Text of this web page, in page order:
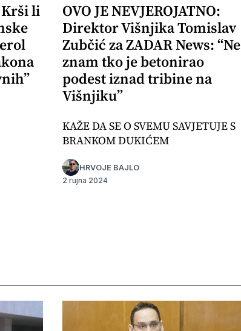
Krši li
OVO JE NEVJEROJATNO:
Direktor Višnjika Tomislav
Zubčić za ZADAR News: “Ne
znam tko je betonirao
podest iznad tribine na
Višnjiku”
KAŽE DA SE O SVEMU SAVJETUJE S
BRANKOM DUKIĆEM
HRVOJE BAJLO
2 rujna 2024